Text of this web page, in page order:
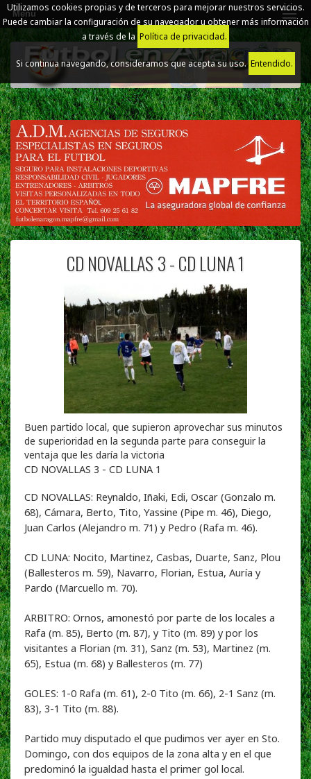
Utilizamos cookies propias y de terceros para mejorar nuestros servicios.
Puede cambiar la configuración de su navegador u obtener más información
a través de la Política de privacidad.
Si continua navegando, consideramos que acepta su uso.Entendido.
Menú
CD NOVALLAS 3 - CD LUNA 1
Buen partido local, que supieron aprovechar sus minutos
de superioridad en la segunda parte para conseguir la
ventaja que les daría la victoria
CD NOVALLAS 3 - CD LUNA 1
CD NOVALLAS: Reynaldo, Iñaki, Edi, Oscar (Gonzalo m.
68), Cámara, Berto, Tito, Yassine (Pipe m. 46), Diego,
Juan Carlos (Alejandro m. 71) y Pedro (Rafa m. 46).
CD LUNA: Nocito, Martinez, Casbas, Duarte, Sanz, Plou
(Ballesteros m. 59), Navarro, Florian, Estua, Auría y
Pardo (Marcuello m. 70).
ARBITRO: Ornos, amonestó por parte de los locales a
Rafa (m. 85), Berto (m. 87), y Tito (m. 89) y por los
visitantes a Florian (m. 31), Sanz (m. 53), Martinez (m.
65), Estua (m. 68) y Ballesteros (m. 77)
GOLES: 1-0 Rafa (m. 61), 2-0 Tito (m. 66), 2-1 Sanz (m.
83), 3-1 Tito (m. 88).
Partido muy disputado el que pudimos ver ayer en Sto.
Domingo, con dos equipos de la zona alta y en el que
predominó la igualdad hasta el primer gol local.